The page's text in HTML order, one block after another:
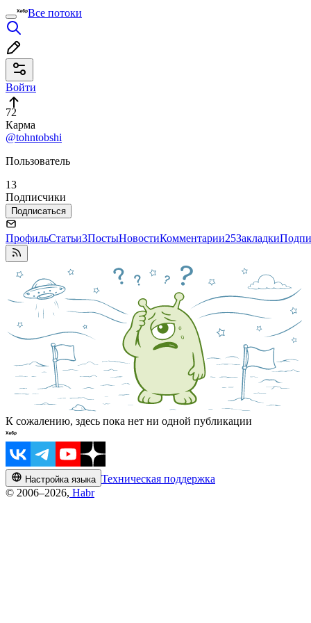
Все потоки
Войти
72
Карма
@tohntobshi
Пользователь
13
Подписчики
Подписаться
ПрофильСтатьи3ПостыНовостиКомментарии25Закладки
К сожалению, здесь пока нет ни одной публикации
Настройка языка Техническая поддержка
© 2006–2026, Habr